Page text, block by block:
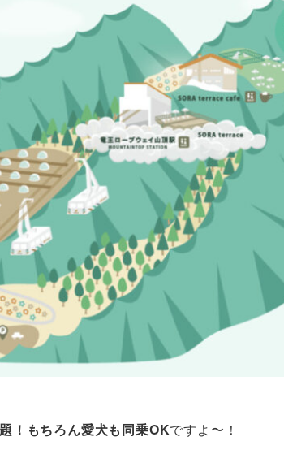
！もちろん愛犬も同乗OKですよ〜！